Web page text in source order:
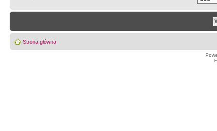
Strona główna